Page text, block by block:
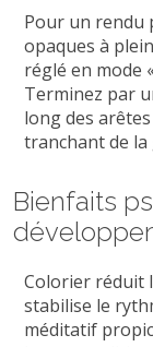
Pour un rendu
opaques à
réglé en mode
Terminez par
long des
tranchant de la
Bienfaits
Colorier réduit
stabilise le
méditatif